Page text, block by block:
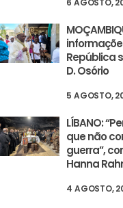
6 AGOSTO,
República
D. Osório
5 AGOSTO,
LÍBANO:
que não
guerra”,
Hanna
4 AGOSTO,